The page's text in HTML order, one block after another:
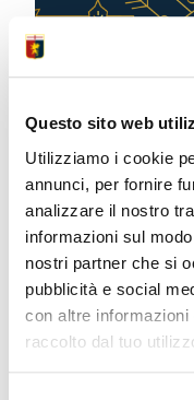
Questo sito web
Utilizziamo i cookie
annunci, per fornire
analizzare il nostro
informazioni sul
nostri partner che si
pubblicità e social
con altre
raccolto dal tuo
25.12.24